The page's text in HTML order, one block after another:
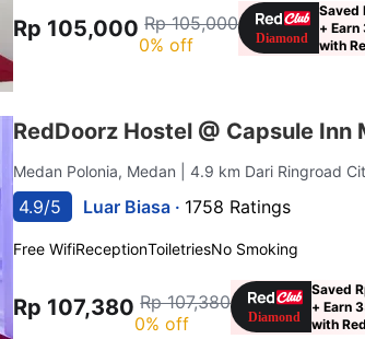
Rp 105,000 Rp 105,000
0% off
Saved
+
with
RedDoorz Hostel @ Capsule Inn
Medan Polonia, Medan | 4.9 km Dari Ringroad
4.9/5 Luar Biasa · 1758 Ratings
Free WifiReceptionToiletriesNo Smoking
Rp 107,380 Rp 107,380
0% off
Saved
+ Earn
with